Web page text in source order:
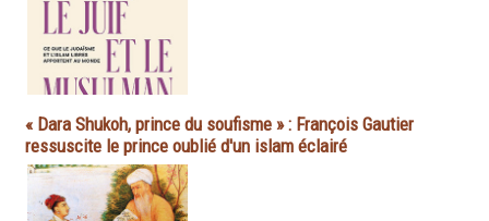
« Dara Shukoh, prince du soufisme » : François Gautier
ressuscite le prince oublié d'un islam éclairé